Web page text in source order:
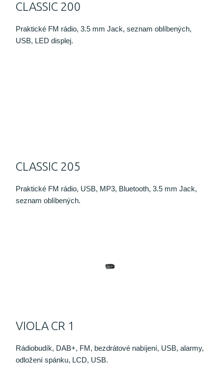
CLASSIC 200
Praktické FM rádio, 3.5 mm Jack, seznam oblíbených,
USB, LED displej.
CLASSIC 205
Praktické FM rádio, USB, MP3, Bluetooth, 3.5 mm Jack,
seznam oblíbených.
VIOLA CR 1
Rádiobudík, DAB+, FM, bezdrátové nabíjení, USB, alarmy,
odložení spánku, LCD, USB.